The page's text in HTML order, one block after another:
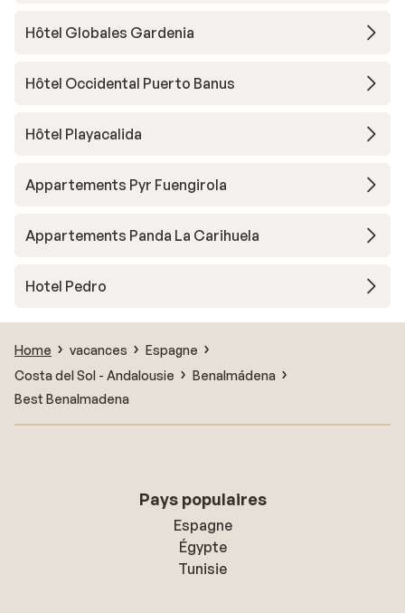
Hôtel Globales Gardenia
Hôtel Occidental Puerto Banus
Hôtel Playacalida
Appartements Pyr Fuengirola
Appartements Panda La Carihuela
Hotel Pedro
Home vacances
Espagne
Costa del Sol - Andalousie
Benalmádena
Best Benalmadena
Pays populaires
Espagne
Égypte
Tunisie